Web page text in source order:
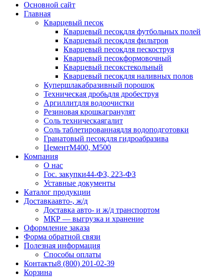
Основной сайт
Главная
Кварцевый песок
Кварцевый песокдля футбольных полей
Кварцевый песокдля фильтров
Кварцевый песокдля пескоструя
Кварцевый песокформовочный
Кварцевый песокстекольный
Кварцевый песокдля наливных полов
Купершлакабразивный порошок
Техническая дробьдля дробеструя
Аргиллитдля водоочистки
Резиновая крошкагранулят
Соль техническаягалит
Соль таблетированнаядля водоподготовки
Гранатовый песокдля гидроабразива
ЦементМ400, М500
Компания
О нас
Гос. закупки44-ФЗ, 223-ФЗ
Уставные документы
Каталог продукции
Доставкаавто-, ж/д
Доставка авто- и ж/д транспортом
МКР — выгрузка и хранение
Оформление заказа
Форма обратной связи
Полезная информация
Способы оплаты
Контакты8 (800) 201-02-39
Корзина